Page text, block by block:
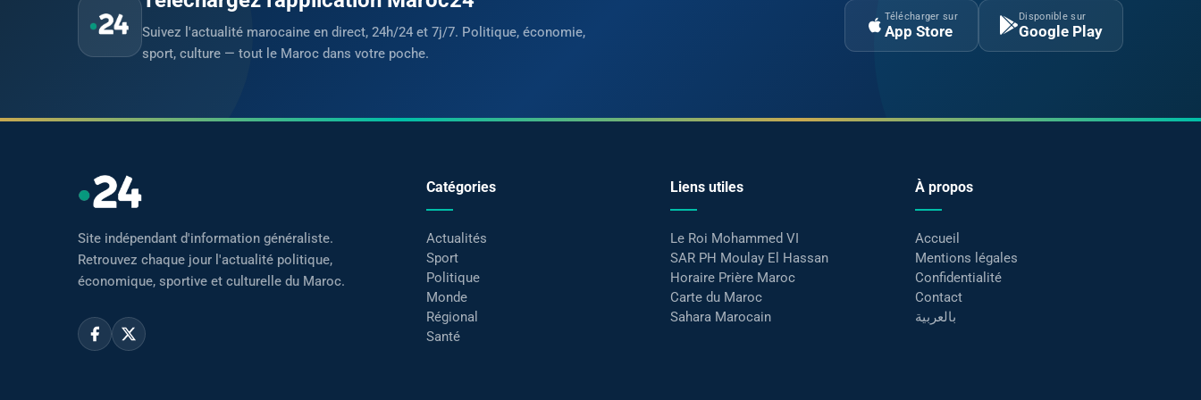
Suivez l'actualité marocaine en direct, 24h/24 et 7j/7. Politique, économie,
sport, culture — tout le Maroc dans votre poche.
Télécharger sur
App Store
Disponible sur
Google Play
Site indépendant d'information généraliste.
Retrouvez chaque jour l'actualité politique,
économique, sportive et culturelle du Maroc.
Catégories
Actualités
Sport
Politique
Monde
Régional
Santé
Liens utiles
Le Roi Mohammed VI
SAR PH Moulay El Hassan
Horaire Prière Maroc
Carte du Maroc
Sahara Marocain
À propos
Accueil
Mentions légales
Confidentialité
Contact
بالعربية